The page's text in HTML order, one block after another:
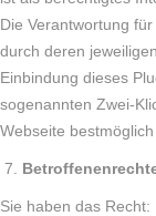
Die Verantwortung
durch deren
Einbindung dieses
sogenannten Zwei-
Webseite bestmöglich
Sie haben das Recht: